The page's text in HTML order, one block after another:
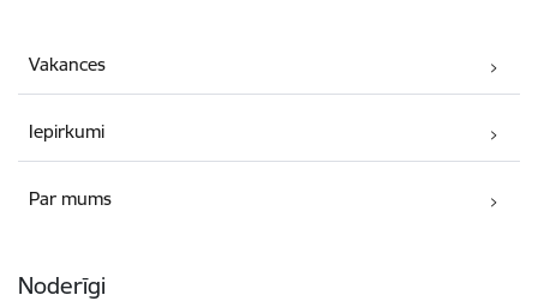
Vakances
Iepirkumi
Par mums
Noderīgi